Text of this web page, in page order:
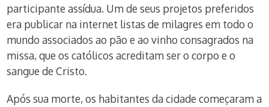
participante assídua. Um de seus projetos preferidos
era publicar na internet listas de milagres em todo o
mundo associados ao pão e ao vinho consagrados na
missa, que os católicos acreditam ser o corpo e o
sangue de Cristo.
Após sua morte, os habitantes da cidade começaram a